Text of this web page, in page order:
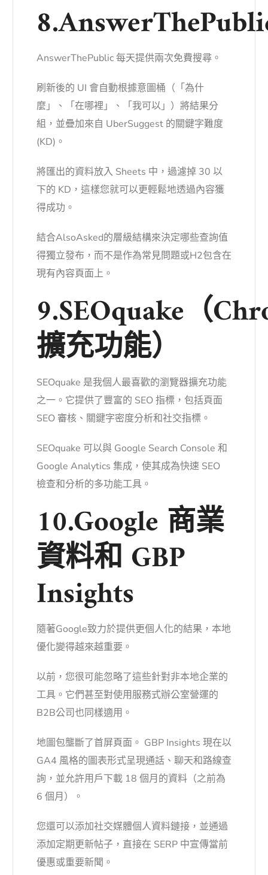
AnswerThePublic 每天提供兩次免費搜尋。
刷新後的 UI 會自動根據意圖桶（「為什
麼」、「在哪裡」、「我可以」）將結果分
組，並疊加來自 UberSuggest 的關鍵字難度
(KD)。
將匯出的資料放入 Sheets 中，過濾掉 30 以
下的 KD，這樣您就可以更輕鬆地透過內容獲
得成功。
結合AlsoAsked的層級結構來決定哪些查詢值
得獨立發布，而不是作為常見問題或H2包含在
現有內容頁面上。
9.SEOquake（
擴充功能）
SEOquake 是我個人最喜歡的瀏覽器擴充功能
之一。它提供了豐富的 SEO 指標，包括頁面
SEO 審核、關鍵字密度分析和社交指標。
SEOquake 可以與 Google Search Console 和
Google Analytics 集成，使其成為快速 SEO
檢查和分析的多功能工具。
10.Google 商業
資料和 GBP
Insights
隨著Google致力於提供更個人化的結果，本地
優化變得越來越重要。
以前，您很可能忽略了這些針對非本地企業的
工具。它們甚至對使用服務式辦公室營運的
B2B公司也同樣適用。
地圖包壟斷了首屏頁面。 GBP Insights 現在以
GA4 風格的圖表形式呈現通話、聊天和路線查
詢，並允許用戶下載 18 個月的資料（之前為
6 個月）。
您還可以添加社交媒體個人資料鏈接，並通過
添加定期更新帖子，直接在 SERP 中宣傳當前
優惠或重要新聞。